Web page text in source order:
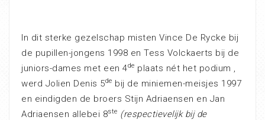
In dit sterke gezelschap misten Vince De Rycke bij
de pupillen-jongens 1998 en Tess Volckaerts bij de
juniors-dames met een 4de plaats nét het podium ,
werd Jolien Denis 5de bij de miniemen-meisjes 1997
en eindigden de broers Stijn Adriaensen en Jan
Adriaensen allebei 8ste (respectievelijk bij de